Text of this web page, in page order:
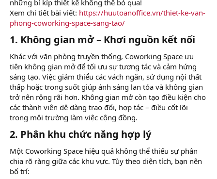
những bí kíp thiết kế không thể bỏ qua!
Xem chi tiết bài viết: https://huutoanoffice.vn/thiet-ke-van-
phong-coworking-space-sang-tao/
1. Không gian mở – Khơi nguồn kết nối
Khác với văn phòng truyền thống, Coworking Space ưu
tiên không gian mở để tối ưu sự tương tác và cảm hứng
sáng tạo. Việc giảm thiểu các vách ngăn, sử dụng nội thất
thấp hoặc trong suốt giúp ánh sáng lan tỏa và không gian
trở nên rộng rãi hơn. Không gian mở còn tạo điều kiện cho
các thành viên dễ dàng trao đổi, hợp tác – điều cốt lõi
trong môi trường làm việc cộng đồng.
2. Phân khu chức năng hợp lý
Một Coworking Space hiệu quả không thể thiếu sự phân
chia rõ ràng giữa các khu vực. Tùy theo diện tích, bạn nên
bố trí: